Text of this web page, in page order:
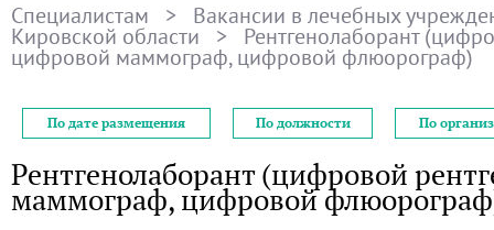
Специалистам > Вакансии в лечебных
Кировской области > Рентгенолаборант
цифровой маммограф, цифровой флюорограф)
По дате размещения По должности По
Рентгенолаборант (цифровой
маммограф, цифровой